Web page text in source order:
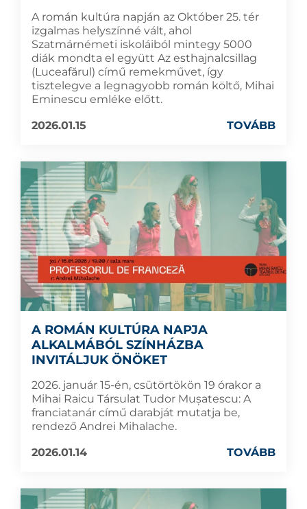
A román kultúra napján az Október 25. tér
izgalmas helyszínné vált, ahol
Szatmárnémeti iskoláiból mintegy 5000
diák mondta el együtt Az esthajnalcsillag
(Luceafărul) című remekművet, így
tisztelegve a legnagyobb román költő, Mihai
Eminescu emléke előtt.
2026.01.15
TOVÁBB
A ROMÁN KULTÚRA NAPJA
ALKALMÁBÓL SZÍNHÁZBA
INVITÁLJUK ÖNÖKET
2026. január 15-én, csütörtökön 19 órakor a
Mihai Raicu Társulat Tudor Mușatescu: A
franciatanár című darabját mutatja be,
rendező Andrei Mihalache.
2026.01.14
TOVÁBB